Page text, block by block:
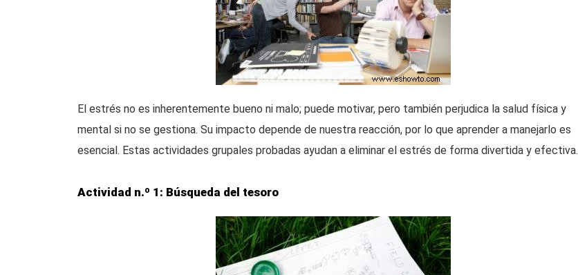
El estrés no es inherentemente bueno ni malo; puede motivar, pero también perjudica la salud física y
mental si no se gestiona. Su impacto depende de nuestra reacción, por lo que aprender a manejarlo es
esencial. Estas actividades grupales probadas ayudan a eliminar el estrés de forma divertida y efectiva.
Actividad n.º 1: Búsqueda del tesoro